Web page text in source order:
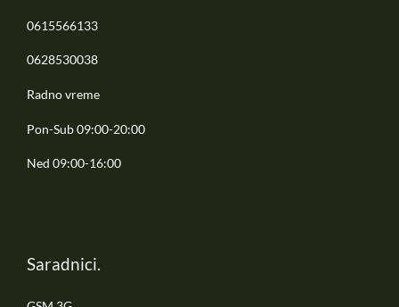
0615566133
0628530038
Radno vreme
Pon-Sub 09:00-20:00
Ned 09:00-16:00
Saradnici.